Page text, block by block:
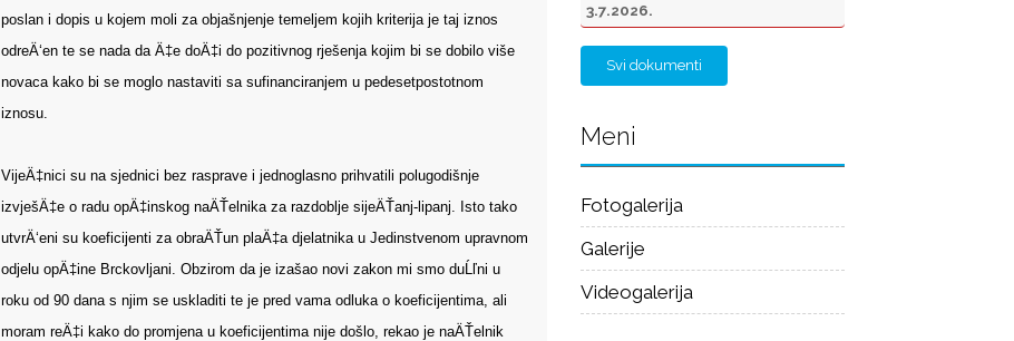
poslan i dopis u kojem moli za objašnjenje temeljem kojih kriterija je taj iznos
odreÄ‘en te se nada da Ä‡e doÄ‡i do pozitivnog rješenja kojim bi se dobilo više
novaca kako bi se moglo nastaviti sa sufinanciranjem u pedesetpostotnom
iznosu.
VijeÄ‡nici su na sjednici bez rasprave i jednoglasno prihvatili polugodišnje
izvješÄ‡e o radu opÄ‡inskog naÄŤelnika za razdoblje sijeÄŤanj-lipanj. Isto tako
utvrÄ‘eni su koeficijenti za obraÄŤun plaÄ‡a djelatnika u Jedinstvenom upravnom
odjelu opÄ‡ine Brckovljani. Obzirom da je izašao novi zakon mi smo duĹľni u
roku od 90 dana s njim se uskladiti te je pred vama odluka o koeficijentima, ali
moram reÄ‡i kako do promjena u koeficijentima nije došlo, rekao je naÄŤelnik
3.7.2026.
Svi dokumenti
Meni
Fotogalerija
Galerije
Videogalerija